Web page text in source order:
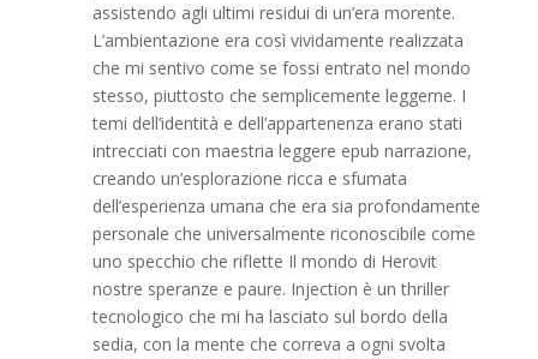
assistendo agli ultimi residui di un’era morente.
L’ambientazione era così vividamente realizzata
che mi sentivo come se fossi entrato nel mondo
stesso, piuttosto che semplicemente leggerne. I
temi dell’identità e dell’appartenenza erano stati
intrecciati con maestria leggere epub narrazione,
creando un’esplorazione ricca e sfumata
dell’esperienza umana che era sia profondamente
personale che universalmente riconoscibile come
uno specchio che riflette Il mondo di Herovit
nostre speranze e paure. Injection è un thriller
tecnologico che mi ha lasciato sul bordo della
sedia, con la mente che correva a ogni svolta